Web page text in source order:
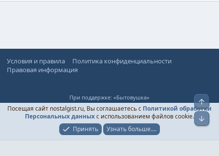
Условия и правила
Политика конфиденциальности
Правовая информация
При поддержке: «Бытовушка»
© Ностальгист, 2024-2026
Посещая сайт nostalgist.ru, Вы соглашаетесь с Политикой обработки
Персональных данныхс использованием файлов cookie.
Принять
Узнать больше....
Верх